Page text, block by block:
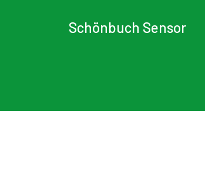
Schönbuch Sensor